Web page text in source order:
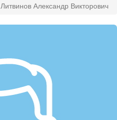
Литвинов Александр Викторович